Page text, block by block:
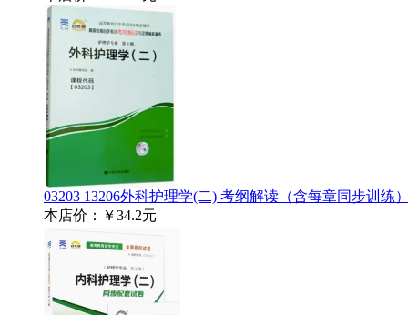
03203 13206外科护理学(二) 考纲解读（含每章同步训练
本店价：
￥34.2元